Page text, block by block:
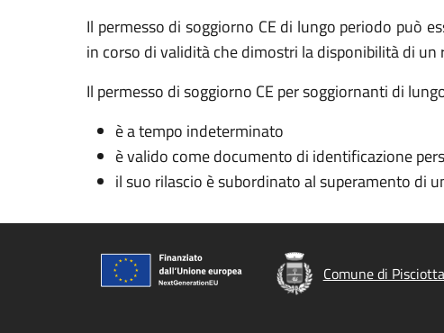
Il permesso di soggiorno CE di lungo periodo può
in corso di validità che dimostri la disponibilità di
Il permesso di soggiorno CE per soggiornanti di
è a tempo indeterminato
è valido come documento di identificazione
il suo rilascio è subordinato al superamento di
Comune di Pisciotta